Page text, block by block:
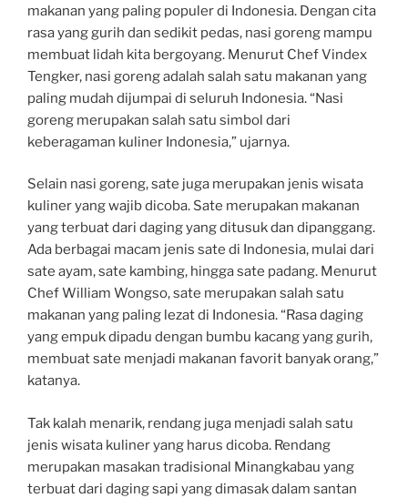
makanan yang paling populer di Indonesia. Dengan cita
rasa yang gurih dan sedikit pedas, nasi goreng mampu
membuat lidah kita bergoyang. Menurut Chef Vindex
Tengker, nasi goreng adalah salah satu makanan yang
paling mudah dijumpai di seluruh Indonesia. “Nasi
goreng merupakan salah satu simbol dari
keberagaman kuliner Indonesia,” ujarnya.
Selain nasi goreng, sate juga merupakan jenis wisata
kuliner yang wajib dicoba. Sate merupakan makanan
yang terbuat dari daging yang ditusuk dan dipanggang.
Ada berbagai macam jenis sate di Indonesia, mulai dari
sate ayam, sate kambing, hingga sate padang. Menurut
Chef William Wongso, sate merupakan salah satu
makanan yang paling lezat di Indonesia. “Rasa daging
yang empuk dipadu dengan bumbu kacang yang gurih,
membuat sate menjadi makanan favorit banyak orang,”
katanya.
Tak kalah menarik, rendang juga menjadi salah satu
jenis wisata kuliner yang harus dicoba. Rendang
merupakan masakan tradisional Minangkabau yang
terbuat dari daging sapi yang dimasak dalam santan